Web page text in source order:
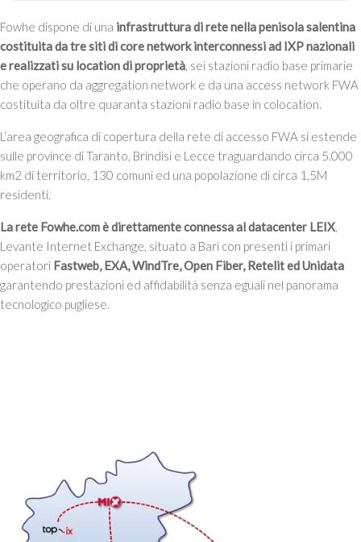
Fowhe dispone di una infrastruttura di rete nella penisola salentina
costituita da tre siti di core network interconnessi ad IXP nazionali
e realizzati su location di proprietà, sei stazioni radio base primarie
che operano da aggregation network e da una access network FWA
costituita da oltre quaranta stazioni radio base in colocation.
L’area geografica di copertura della rete di accesso FWA si estende
sulle province di Taranto, Brindisi e Lecce traguardando circa 5.000
km2 di territorio, 130 comuni ed una popolazione di circa 1,5M
residenti.
La rete Fowhe.com è direttamente connessa al datacenter LEIX,
Levante Internet Exchange, situato a Bari con presenti i primari
operatori Fastweb, EXA, WindTre, Open Fiber, Retelit ed Unidata
garantendo prestazioni ed affidabilità senza eguali nel panorama
tecnologico pugliese.